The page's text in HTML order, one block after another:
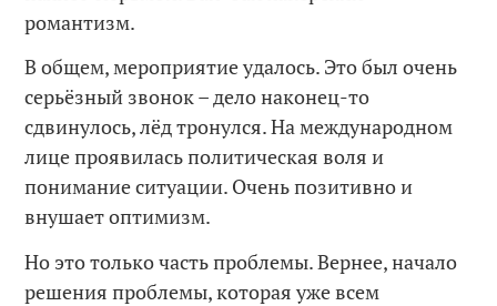
романтизм.
В общем, мероприятие удалось. Это был очень
серьёзный звонок – дело наконец-то
сдвинулось, лёд тронулся. На международном
лице проявилась политическая воля и
понимание ситуации. Очень позитивно и
внушает оптимизм.
Но это только часть проблемы. Вернее, начало
решения проблемы, которая уже всем